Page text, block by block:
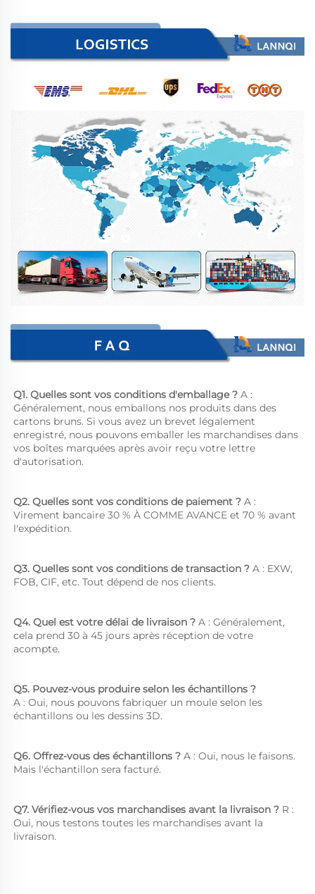
Q1. Quelles sont vos conditions d'emballage ? A :
Généralement, nous emballons nos produits dans des
cartons bruns. Si vous avez un brevet légalement
enregistré, nous pouvons emballer les marchandises dans
vos boîtes marquées après avoir reçu votre lettre
d'autorisation.
Q2. Quelles sont vos conditions de paiement ? A :
Virement bancaire 30 % À COMME AVANCE et 70 % avant
l'expédition.
Q3. Quelles sont vos conditions de transaction ? A : EXW,
FOB, CIF, etc. Tout dépend de nos clients.
Q4. Quel est votre délai de livraison ? A : Généralement,
cela prend 30 à 45 jours après réception de votre
acompte.
Q5. Pouvez-vous produire selon les échantillons ?
A : Oui, nous pouvons fabriquer un moule selon les
échantillons ou les dessins 3D.
Q6. Offrez-vous des échantillons ? A : Oui, nous le faisons.
Mais l'échantillon sera facturé.
Q7. Vérifiez-vous vos marchandises avant la livraison ? R :
Oui, nous testons toutes les marchandises avant la
livraison.